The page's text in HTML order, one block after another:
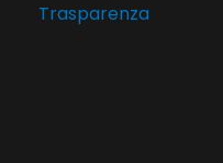
Trasparenza